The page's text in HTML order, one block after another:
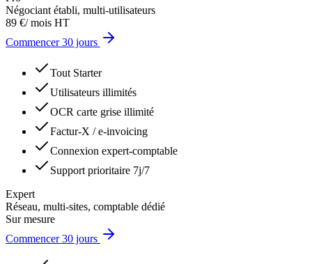
Négociant établi, multi-utilisateurs
89 €/ mois HT
Commencer 30 jours
Tout Starter
Utilisateurs illimités
OCR carte grise illimité
Factur-X / e-invoicing
Connexion expert-comptable
Support prioritaire 7j/7
Expert
Réseau, multi-sites, comptable dédié
Sur mesure
Commencer 30 jours